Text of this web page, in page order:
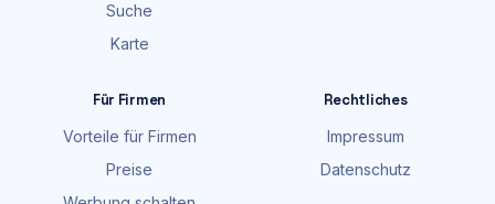
Suche
Karte
Für Firmen
Vorteile für Firmen
Preise
Rechtliches
Impressum
Datenschutz